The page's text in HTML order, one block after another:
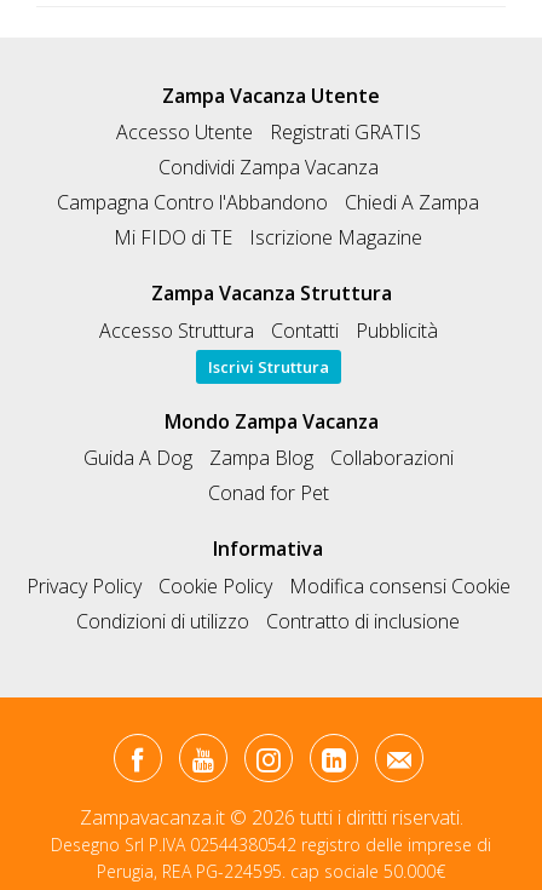
Zampa Vacanza Utente
Accesso Utente
Registrati GRATIS
Condividi Zampa Vacanza
Campagna Contro l'Abbandono
Chiedi A Zampa
Mi FIDO di TE
Iscrizione Magazine
Zampa Vacanza Struttura
Accesso Struttura
Contatti Pubblicità
Iscrivi Struttura
Mondo Zampa Vacanza
Guida A Dog
Zampa Blog
Collaborazioni
Conad for Pet
Informativa
Privacy Policy
Cookie Policy
Modifica consensi Cookie
Condizioni di utilizzo
Contratto di inclusione
Zampavacanza.it © 2026 tutti i diritti riservati.
Desegno Srl P.IVA 02544380542 registro delle imprese di
Perugia, REA PG-224595. cap sociale 50.000€